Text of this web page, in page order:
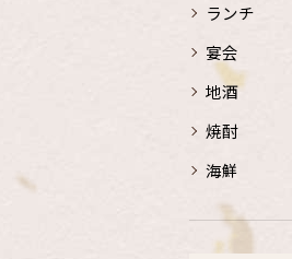
ランチ
宴会
地酒
焼酎
海鮮